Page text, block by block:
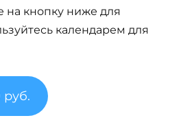
на кнопку ниже для
календарем для
руб.